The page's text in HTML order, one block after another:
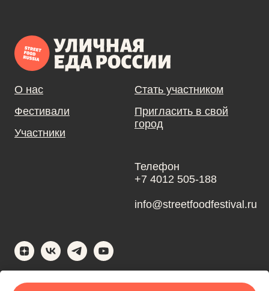
О нас
Фестивали
Участники
Стать участником
Пригласить в свой
город
Телефон
+7 4012 505-188
info@streetfoodfestival.ru